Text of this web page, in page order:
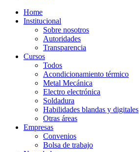
Home
Institucional
Sobre nosotros
Autoridades
Transparencia
Cursos
Todos
Acondicionamiento térmico
Metal Mecánica
Electro electrónica
Soldadura
Habilidades blandas y digitales
Otras áreas
Empresas
Convenios
Bolsa de trabajo